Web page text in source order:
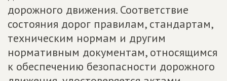
дорожного движения. Соответствие
состояния дорог правилам, стандартам,
техническим нормам и другим
нормативным документам, относящимся
к обеспечению безопасности дорожного